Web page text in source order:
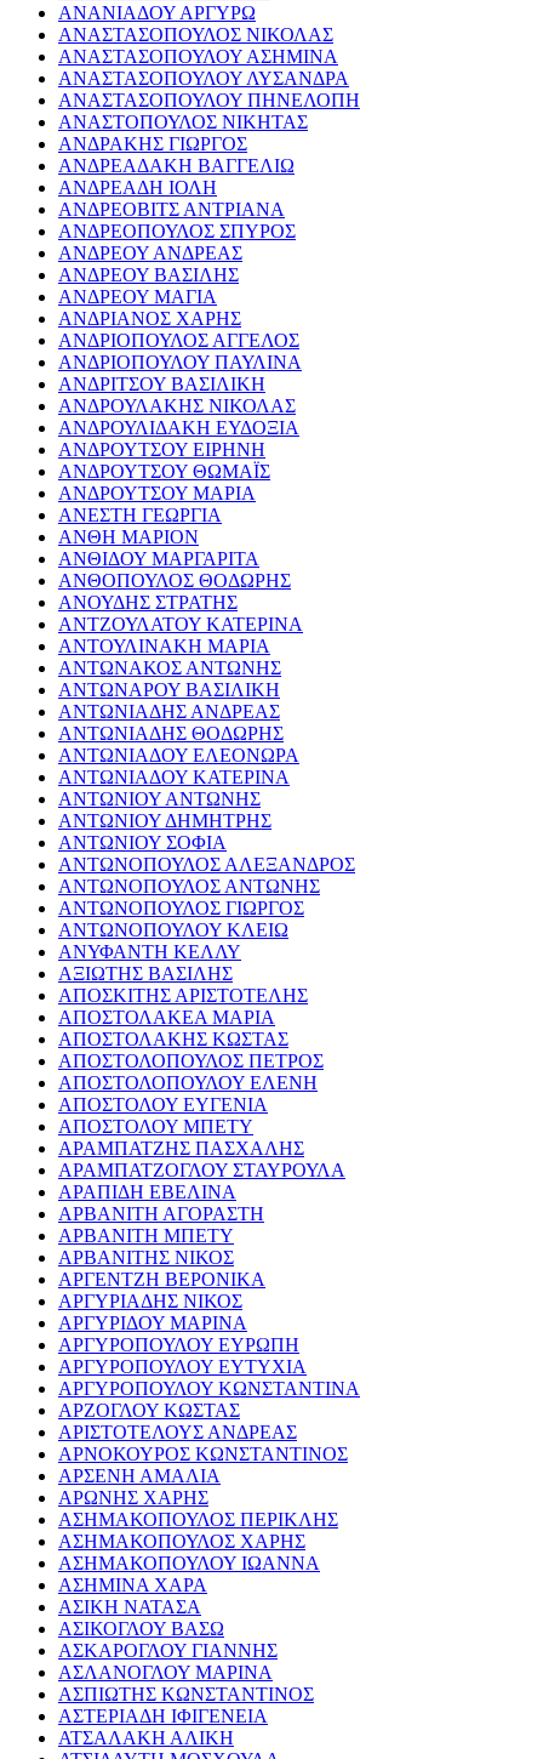
ΑΝΑΝΙΑΔΟΥ ΑΡΓΥΡΩ
ΑΝΑΣΤΑΣΟΠΟΥΛΟΣ ΝΙΚΟΛΑΣ
ΑΝΑΣΤΑΣΟΠΟΥΛΟΥ ΑΣΗΜΙΝΑ
ΑΝΑΣΤΑΣΟΠΟΥΛΟΥ ΛΥΣΑΝΔΡΑ
ΑΝΑΣΤΑΣΟΠΟΥΛΟΥ ΠΗΝΕΛΟΠΗ
ΑΝΑΣΤΟΠΟΥΛΟΣ ΝΙΚΗΤΑΣ
ΑΝΔΡΑΚΗΣ ΓΙΩΡΓΟΣ
ΑΝΔΡΕΑΔΑΚΗ ΒΑΓΓΕΛΙΩ
ΑΝΔΡΕΑΔΗ ΙΟΛΗ
ΑΝΔΡΕΟΒΙΤΣ ΑΝΤΡΙΑΝΑ
ΑΝΔΡΕΟΠΟΥΛΟΣ ΣΠΥΡΟΣ
ΑΝΔΡΕΟΥ ΑΝΔΡΕΑΣ
ΑΝΔΡΕΟΥ ΒΑΣΙΛΗΣ
ΑΝΔΡΕΟΥ ΜΑΓΙΑ
ΑΝΔΡΙΑΝΟΣ ΧΑΡΗΣ
ΑΝΔΡΙΟΠΟΥΛΟΣ ΑΓΓΕΛΟΣ
ΑΝΔΡΙΟΠΟΥΛΟΥ ΠΑΥΛΙΝΑ
ΑΝΔΡΙΤΣΟΥ ΒΑΣΙΛΙΚΗ
ΑΝΔΡΟΥΛΑΚΗΣ ΝΙΚΟΛΑΣ
ΑΝΔΡΟΥΛΙΔΑΚΗ ΕΥΔΟΞΙΑ
ΑΝΔΡΟΥΤΣΟΥ ΕΙΡΗΝΗ
ΑΝΔΡΟΥΤΣΟΥ ΘΩΜΑΪΣ
ΑΝΔΡΟΥΤΣΟΥ ΜΑΡΙΑ
ΑΝΕΣΤΗ ΓΕΩΡΓΙΑ
ΑΝΘΗ ΜΑΡΙΟΝ
ΑΝΘΙΔΟΥ ΜΑΡΓΑΡΙΤΑ
ΑΝΘΟΠΟΥΛΟΣ ΘΟΔΩΡΗΣ
ΑΝΟΥΔΗΣ ΣΤΡΑΤΗΣ
ΑΝΤΖΟΥΛΑΤΟΥ ΚΑΤΕΡΙΝΑ
ΑΝΤΟΥΛΙΝΑΚΗ ΜΑΡΙΑ
ΑΝΤΩΝΑΚΟΣ ΑΝΤΩΝΗΣ
ΑΝΤΩΝΑΡΟΥ ΒΑΣΙΛΙΚΗ
ΑΝΤΩΝΙΑΔΗΣ ΑΝΔΡΕΑΣ
ΑΝΤΩΝΙΑΔΗΣ ΘΟΔΩΡΗΣ
ΑΝΤΩΝΙΑΔΟΥ ΕΛΕΟΝΩΡΑ
ΑΝΤΩΝΙΑΔΟΥ ΚΑΤΕΡΙΝΑ
ΑΝΤΩΝΙΟΥ ΑΝΤΩΝΗΣ
ΑΝΤΩΝΙΟΥ ΔΗΜΗΤΡΗΣ
ΑΝΤΩΝΙΟΥ ΣΟΦΙΑ
ΑΝΤΩΝΟΠΟΥΛΟΣ ΑΛΕΞΑΝΔΡΟΣ
ΑΝΤΩΝΟΠΟΥΛΟΣ ΑΝΤΩΝΗΣ
ΑΝΤΩΝΟΠΟΥΛΟΣ ΓΙΩΡΓΟΣ
ΑΝΤΩΝΟΠΟΥΛΟΥ ΚΛΕΙΩ
ΑΝΥΦΑΝΤΗ ΚΕΛΛΥ
ΑΞΙΩΤΗΣ ΒΑΣΙΛΗΣ
ΑΠΟΣΚΙΤΗΣ ΑΡΙΣΤΟΤΕΛΗΣ
ΑΠΟΣΤΟΛΑΚΕΑ ΜΑΡΙΑ
ΑΠΟΣΤΟΛΑΚΗΣ ΚΩΣΤΑΣ
ΑΠΟΣΤΟΛΟΠΟΥΛΟΣ ΠΕΤΡΟΣ
ΑΠΟΣΤΟΛΟΠΟΥΛΟΥ ΕΛΕΝΗ
ΑΠΟΣΤΟΛΟΥ ΕΥΓΕΝΙΑ
ΑΠΟΣΤΟΛΟΥ ΜΠΕΤΥ
ΑΡΑΜΠΑΤΖΗΣ ΠΑΣΧΑΛΗΣ
ΑΡΑΜΠΑΤΖΟΓΛΟΥ ΣΤΑΥΡΟΥΛΑ
ΑΡΑΠΙΔΗ ΕΒΕΛΙΝΑ
ΑΡΒΑΝΙΤΗ ΑΓΟΡΑΣΤΗ
ΑΡΒΑΝΙΤΗ ΜΠΕΤΥ
ΑΡΒΑΝΙΤΗΣ ΝΙΚΟΣ
ΑΡΓΕΝΤΖΗ ΒΕΡΟΝΙΚΑ
ΑΡΓΥΡΙΑΔΗΣ ΝΙΚΟΣ
ΑΡΓΥΡΙΔΟΥ ΜΑΡΙΝΑ
ΑΡΓΥΡΟΠΟΥΛΟΥ ΕΥΡΩΠΗ
ΑΡΓΥΡΟΠΟΥΛΟΥ ΕΥΤΥΧΙΑ
ΑΡΓΥΡΟΠΟΥΛΟΥ ΚΩΝΣΤΑΝΤΙΝΑ
ΑΡΖΟΓΛΟΥ ΚΩΣΤΑΣ
ΑΡΙΣΤΟΤΕΛΟΥΣ ΑΝΔΡΕΑΣ
ΑΡΝΟΚΟΥΡΟΣ ΚΩΝΣΤΑΝΤΙΝΟΣ
ΑΡΣΕΝΗ ΑΜΑΛΙΑ
ΑΡΩΝΗΣ ΧΑΡΗΣ
ΑΣΗΜΑΚΟΠΟΥΛΟΣ ΠΕΡΙΚΛΗΣ
ΑΣΗΜΑΚΟΠΟΥΛΟΣ ΧΑΡΗΣ
ΑΣΗΜΑΚΟΠΟΥΛΟΥ ΙΩΑΝΝΑ
ΑΣΗΜΙΝΑ ΧΑΡΑ
ΑΣΙΚΗ ΝΑΤΑΣΑ
ΑΣΙΚΟΓΛΟΥ ΒΑΣΩ
ΑΣΚΑΡΟΓΛΟΥ ΓΙΑΝΝΗΣ
ΑΣΛΑΝΟΓΛΟΥ ΜΑΡΙΝΑ
ΑΣΠΙΩΤΗΣ ΚΩΝΣΤΑΝΤΙΝΟΣ
ΑΣΤΕΡΙΑΔΗ ΙΦΙΓΕΝΕΙΑ
ΑΤΣΑΛΑΚΗ ΑΛΙΚΗ